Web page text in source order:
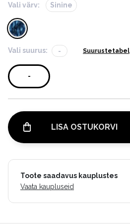
Vali värv: Sinine
Vali suurus: - Suurustetabel
-
LISA OSTUKORVI
Toote saadavus kauplustes
Vaata kaupluseid